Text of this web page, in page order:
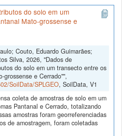
do solo em um
Mato-grossense e
Couto, Eduardo Guimarães;
Silva, 2026, "Dados de
do solo em um transecto entre os
grossense e Cerrado"",
SoilData/SPLGEO, SoilData, V1
coleta de amostras de solo em um
Pantanal e Cerrado, totalizando
amostras foram georreferenciadas
de amostragem, foram coletadas